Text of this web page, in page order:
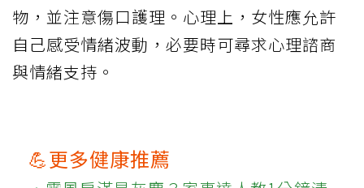
物，並注意傷口護理。心理上，女性應允許
自己感受情緒波動，必要時可尋求心理諮商
與情緒支持。
💪更多健康推薦